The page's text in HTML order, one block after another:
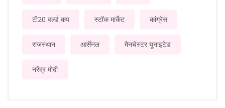
टी20 वर्ल्ड कप स्टॉक मार्केट कांग्रेस
राजस्थान आर्सेनल मैनचेस्टर यूनाइटेड
नरेंद्र मोदी